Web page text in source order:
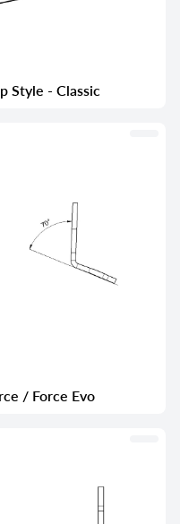
Style - Classic
/ Force Evo